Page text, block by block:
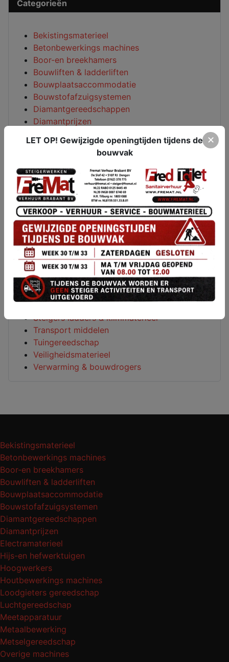
Categorieën
Bekistingsmaterieel
Betonbewerkings machines
Boor-en breekhamers
Bouwliften & ladderliften
Bouwplaatsaccommodatie
Bouwstofafzuigsystemen
Diamantgereedschappen
Diamantprijzen
Hijs-en hefwerktuigen
Houtbewerkings machines
Loodgieters gereedschap
Luchtgereedschap
Meetapparatuur
Metaalbewerking
Metselgereedschap
Overige machines
Reinigings machines
Sanitair
Schilderen behangen & lijmen
Schuurmachines
Steigers ladders & klimmaterieel
Transport middelen
Tuingereedschap
Veiligheidsmaterieel
Verwarming & bouwdrogers
Bekistingsmaterieel
Betonbewerkings machines
Boor-en breekhamers
Bouwliften & ladderliften
Bouwplaatsaccommodatie
Bouwstofafzuigsystemen
Diamantgereedschappen
Diamantprijzen
Electramaterieel
Hijs-en hefwerktuigen
Hoogwerkers
Houtbewerkings machines
Loodgieters gereedschap
Luchtgereedschap
Meetapparatuur
Metaalbewerking
Metselgereedschap
Overige machines
✕
LET OP! Gewijzigde openingtijden tijdens de
bouwvak